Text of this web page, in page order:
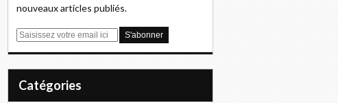
nouveaux articles publiés.
E
Catégories